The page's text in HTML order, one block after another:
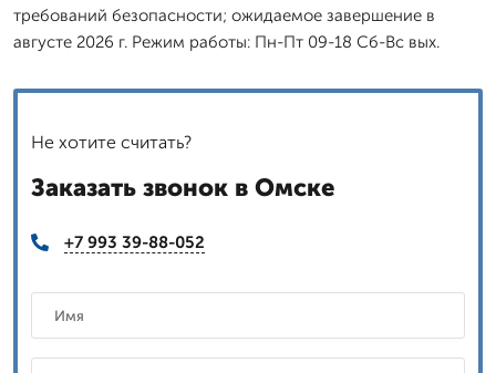
требований безопасности; ожидаемое завершение в
августе 2026 г. Режим работы: Пн-Пт 09-18 Сб-Вс вых.
Не хотите считать?
Заказать звонок в Омске
+7 993 39-88-052